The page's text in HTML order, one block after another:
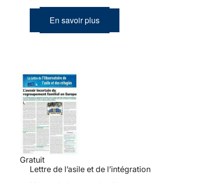
En savoir plus
Gratuit
Lettre de l’asile et de l’intégration